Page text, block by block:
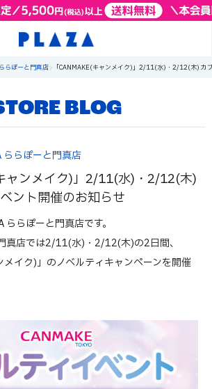
らぽーと門真店> 「CANMAKE(キャンメイク)」2/11(水)・2/12(木) カ
BLOG
ららぽーと門真店
ャンメイク)」2/11(水)・2/12(木)
ント開催のお知らせ
らぽーと門真店です。
真店では2/11(水)・2/12(木)の2日間、
メイク)」のノベルティキャンペーンを開催